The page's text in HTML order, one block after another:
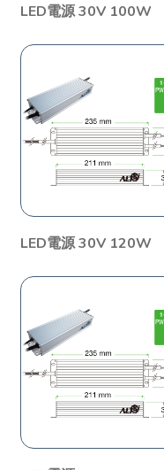
LED電源 30V 100W
LED電源 30V 120W